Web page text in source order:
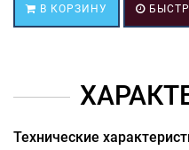
В КОРЗИНУ
Технические